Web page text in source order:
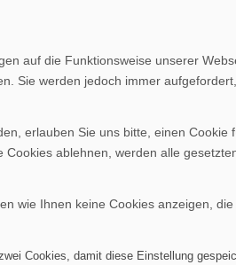
auf die Funktionsweise unserer
Sie werden jedoch immer
erlauben Sie uns bitte, einen Cookie
ablehnen, werden alle
wie Ihnen keine Cookies anzeigen,
Cookies, damit diese Einstellung